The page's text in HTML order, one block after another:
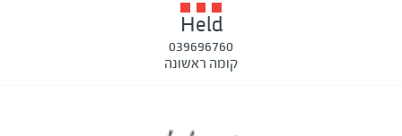
Held
039696760
קומה ראשונה